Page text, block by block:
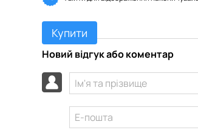
Купити
Новий відгук або коментар